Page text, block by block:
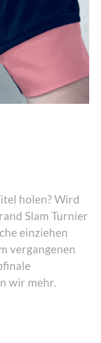
holen? Wird
Slam Turnier
einziehen
vergangenen
wir mehr.